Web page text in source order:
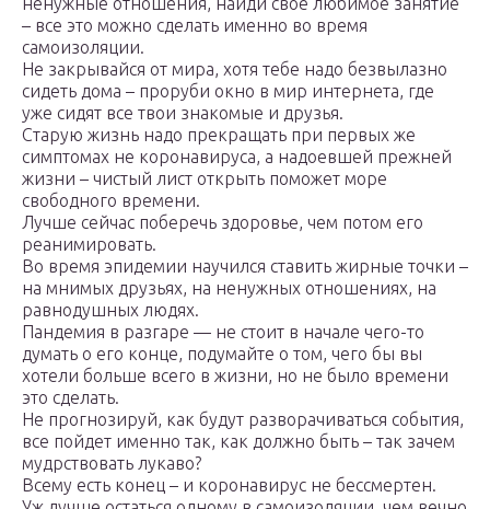
– все это можно сделать именно во время
самоизоляции.
Не закрывайся от мира, хотя тебе надо безвылазно
сидеть дома – проруби окно в мир интернета, где
уже сидят все твои знакомые и друзья.
Старую жизнь надо прекращать при первых же
симптомах не коронавируса, а надоевшей прежней
жизни – чистый лист открыть поможет море
свободного времени.
Лучше сейчас поберечь здоровье, чем потом его
реанимировать.
Во время эпидемии научился ставить жирные точки –
на мнимых друзьях, на ненужных отношениях, на
равнодушных людях.
Пандемия в разгаре — не стоит в начале чего-то
думать о его конце, подумайте о том, чего бы вы
хотели больше всего в жизни, но не было времени
это сделать.
Не прогнозируй, как будут разворачиваться события,
все пойдет именно так, как должно быть – так зачем
мудрствовать лукаво?
Всему есть конец – и коронавирус не бессмертен.